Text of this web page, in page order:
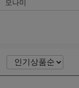
모나미